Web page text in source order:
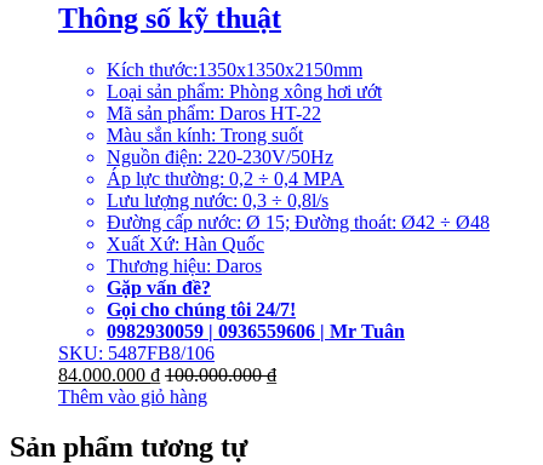
Thông số kỹ thuật
Kích thước:1350x1350x2150mm
Loại sản phẩm: Phòng xông hơi ướt
Mã sản phẩm: Daros HT-22
Màu sắn kính: Trong suốt
Nguồn điện: 220-230V/50Hz
Áp lực thường: 0,2 ÷ 0,4 MPA
Lưu lượng nước: 0,3 ÷ 0,8l/s
Đường cấp nước: Ø 15; Đường thoát: Ø42 ÷ Ø48
Xuất Xứ: Hàn Quốc
Thương hiệu: Daros
Gặp vấn đề?
Gọi cho chúng tôi 24/7!
0982930059 | 0936559606 | Mr Tuân
SKU: 5487FB8/106
84.000.000 ₫ 100.000.000₫
Thêm vào giỏ hàng
Sản phẩm tương tự